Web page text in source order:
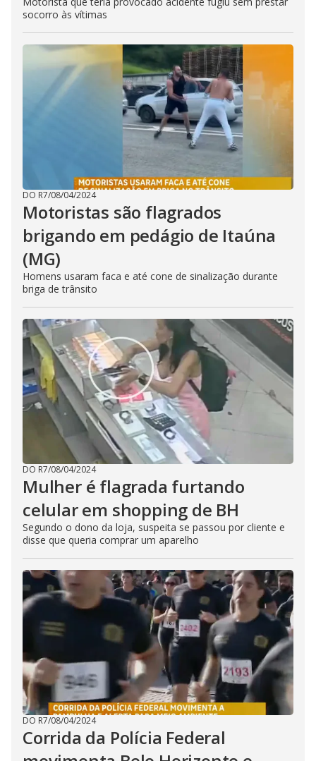
socorro às vítimas
DO R7/08/04/2024
Motoristas são flagrados
brigando em pedágio de Itaúna
(MG)
Homens usaram faca e até cone de sinalização durante
briga de trânsito
DO R7/08/04/2024
Mulher é flagrada furtando
celular em shopping de BH
Segundo o dono da loja, suspeita se passou por cliente e
disse que queria comprar um aparelho
DO R7/08/04/2024
Corrida da Polícia Federal